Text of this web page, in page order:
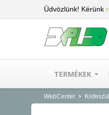
Üdvözlünk! Kérünk
TERMÉKEK
WebCenter